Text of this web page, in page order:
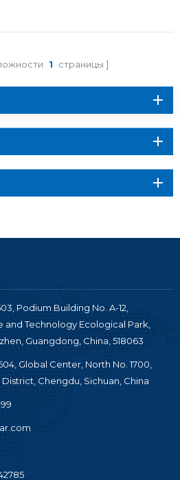
м...
1 страницы
Podium Building No. A-12,
and Technology Ecological Park,
Guangdong, China, 518063
Global Center, North No. 1700,
Chengdu, Sichuan, China